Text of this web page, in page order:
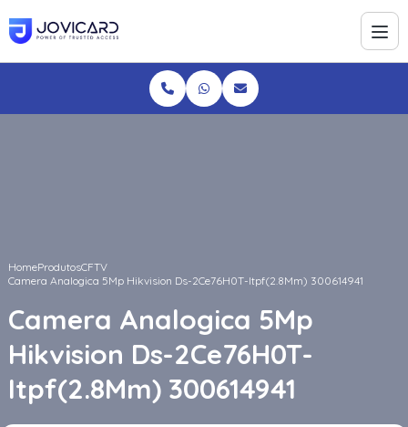
HomeProdutosCFTV
Camera Analogica 5Mp Hikvision Ds-2Ce76H0T-Itpf(2.8Mm) 300614941
Camera Analogica 5Mp
Hikvision Ds-2Ce76H0T-
Itpf(2.8Mm) 300614941